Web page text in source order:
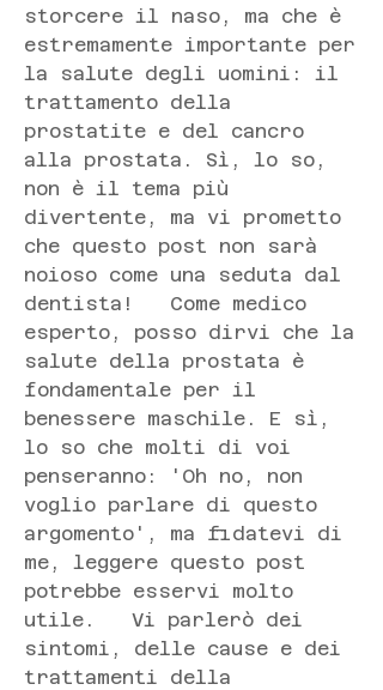
storcere il naso, ma che è
estremamente importante per
la salute degli uomini: il
trattamento della
prostatite e del cancro
alla prostata. Sì, lo so,
non è il tema più
divertente, ma vi prometto
che questo post non sarà
noioso come una seduta dal
dentista!   Come medico
esperto, posso dirvi che la
salute della prostata è
fondamentale per il
benessere maschile. E sì,
lo so che molti di voi
penseranno: 'Oh no, non
voglio parlare di questo
argomento', ma fidatevi di
me, leggere questo post
potrebbe esservi molto
utile.   Vi parlerò dei
sintomi, delle cause e dei
trattamenti della